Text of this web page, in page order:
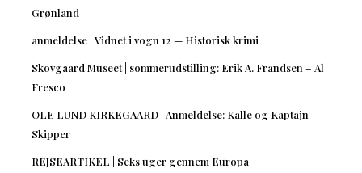
Grønland
anmeldelse | Vidnet i vogn 12 — Historisk krimi
Skovgaard Museet | sommerudstilling: Erik A. Frandsen – Al
Fresco
OLE LUND KIRKEGAARD | Anmeldelse: Kalle og Kaptajn
Skipper
REJSEARTIKEL | Seks uger gennem Europa